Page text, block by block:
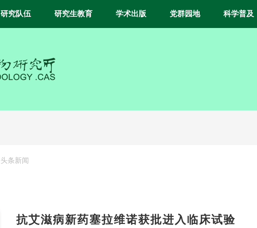
研究队伍 研究生教育 学术出版 党群园地 科学普及
头条新闻
抗艾滋病新药塞拉维诺获批进入临床试验